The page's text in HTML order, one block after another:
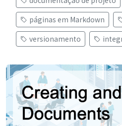
páginas em Markdown
versionamento